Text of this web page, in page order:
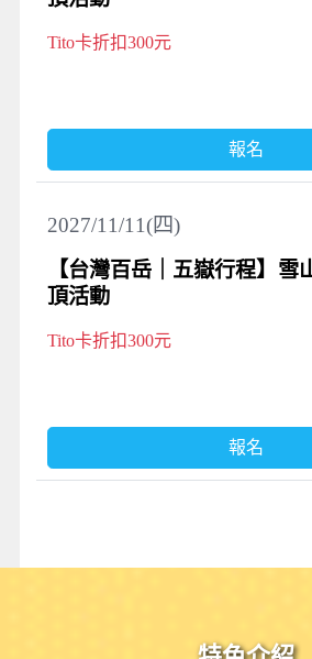
Tito卡折扣300元
報名
2027/11/11(四)
【台灣百岳｜五嶽行程】雪
頂活動
Tito卡折扣300元
報名